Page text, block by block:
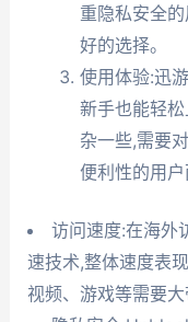
重隐私安全
好的选择。
使用体验:迅
新手也能轻
杂一些,需要
便利性的用户
访问速度:在海外
速技术,整体速度表
视频、游戏等需要